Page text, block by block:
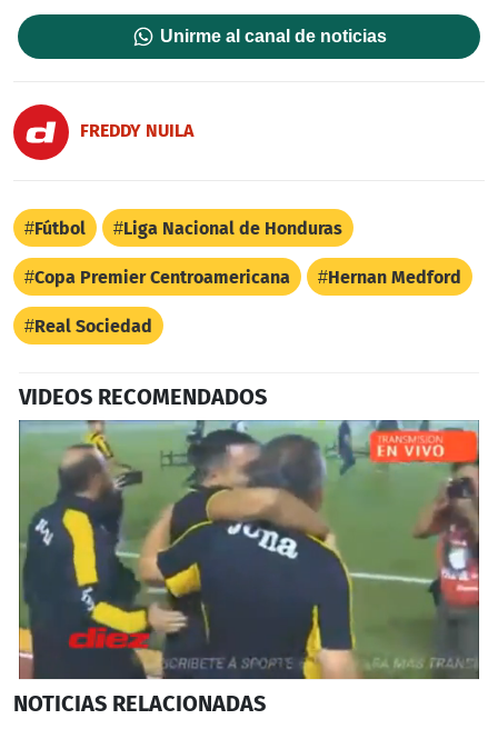
Unirme al canal de noticias
FREDDY NUILA
Fútbol Liga Nacional de Honduras
Copa Premier Centroamericana Hernan Medford
Real Sociedad
VIDEOS RECOMENDADOS
seconds
NOTICIAS RELACIONADAS